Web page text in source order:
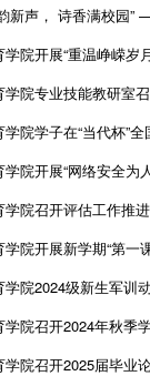
新声， 诗香满校园
学院开展“重温峥嵘岁
学院专业技能教研室
学院学子在“当代杯”
学院开展“网络安全为
学院召开评估工作推
学院开展新学期“第一
学院2024级新生军训
学院召开2024年秋季
学院召开2025届毕业